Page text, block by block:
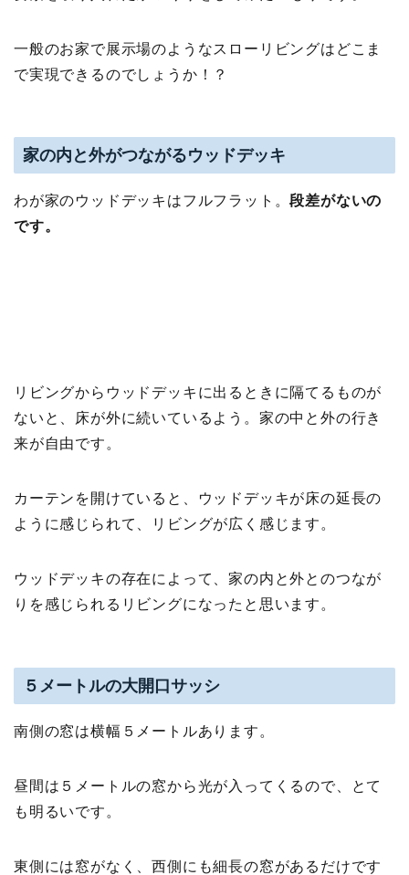
一般のお家で展示場のようなスローリビングはどこま
で実現できるのでしょうか！？
家の内と外がつながるウッドデッキ
わが家のウッドデッキはフルフラット。段差がないの
です。
リビングからウッドデッキに出るときに隔てるものが
ないと、床が外に続いているよう。家の中と外の行き
来が自由です。
カーテンを開けていると、ウッドデッキが床の延長の
ように感じられて、リビングが広く感じます。
ウッドデッキの存在によって、家の内と外とのつなが
りを感じられるリビングになったと思います。
５メートルの大開口サッシ
南側の窓は横幅５メートルあります。
昼間は５メートルの窓から光が入ってくるので、とて
も明るいです。
東側には窓がなく、西側にも細長の窓があるだけです